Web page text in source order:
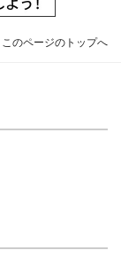
このページのトップへ